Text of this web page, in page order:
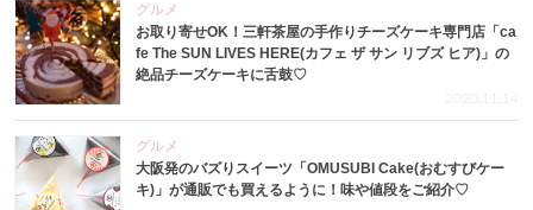
グルメ
お取り寄せOK！三軒茶屋の手作りチーズケーキ専門店「ca
fe The SUN LIVES HERE(カフェ ザ サン リブズ ヒア)」の
絶品チーズケーキに舌鼓♡
2020.11.14
グルメ
大阪発のバズりスイーツ「OMUSUBI Cake(おむすびケー
キ)」が通販でも買えるように！味や値段をご紹介♡